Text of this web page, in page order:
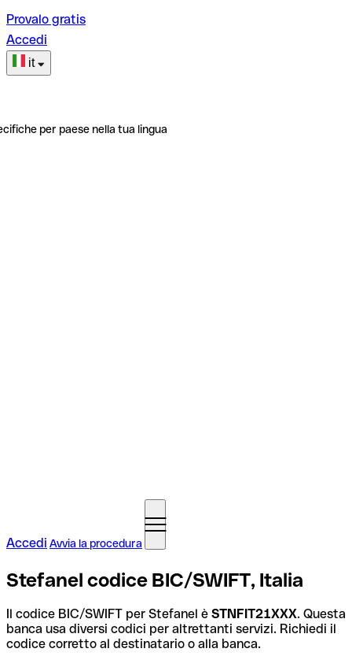
Provalo gratis
Accedi
it
per paese nella tua lingua
Accedi Avvia la procedura
Stefanel codice BIC/SWIFT, Italia
Il codice BIC/SWIFT per Stefanel è STNFIT21XXX. Questa
banca usa diversi codici per altrettanti servizi. Richiedi il
codice corretto al destinatario o alla banca.